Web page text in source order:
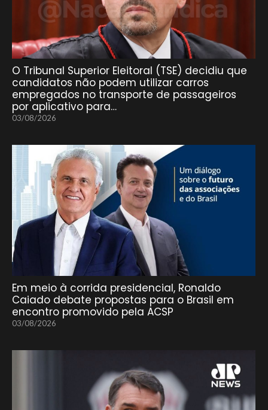
O Tribunal Superior Eleitoral (TSE) decidiu que
candidatos não podem utilizar carros
empregados no transporte de passageiros
por aplicativo para…
03/08/2026
Em meio à corrida presidencial, Ronaldo
Caiado debate propostas para o Brasil em
encontro promovido pela ACSP
03/08/2026